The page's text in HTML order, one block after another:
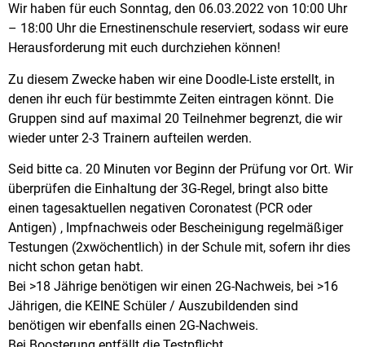
Wir haben für euch Sonntag, den 06.03.2022 von 10:00 Uhr
– 18:00 Uhr die Ernestinenschule reserviert, sodass wir eure
Herausforderung mit euch durchziehen können!
Zu diesem Zwecke haben wir eine Doodle-Liste erstellt, in
denen ihr euch für bestimmte Zeiten eintragen könnt. Die
Gruppen sind auf maximal 20 Teilnehmer begrenzt, die wir
wieder unter 2-3 Trainern aufteilen werden.
Seid bitte ca. 20 Minuten vor Beginn der Prüfung vor Ort. Wir
überprüfen die Einhaltung der 3G-Regel, bringt also bitte
einen tagesaktuellen negativen Coronatest (PCR oder
Antigen) , Impfnachweis oder Bescheinigung regelmäßiger
Testungen (2xwöchentlich) in der Schule mit, sofern ihr dies
nicht schon getan habt.
Bei >18 Jährige benötigen wir einen 2G-Nachweis, bei >16
Jährigen, die KEINE Schüler / Auszubildenden sind
benötigen wir ebenfalls einen 2G-Nachweis.